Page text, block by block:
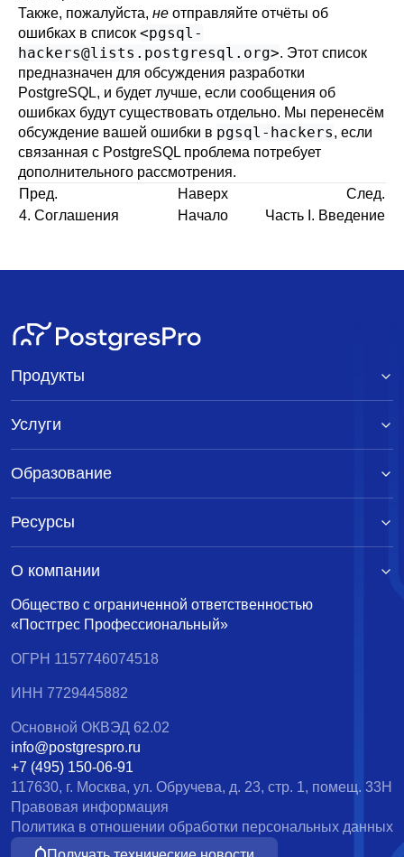
Также, пожалуйста, не отправляйте отчёты об
ошибках в список <pgsql-
hackers@lists.postgresql.org>. Этот список
предназначен для обсуждения разработки
PostgreSQL, и будет лучше, если сообщения об
ошибках будут существовать отдельно. Мы перенесём
обсуждение вашей ошибки в pgsql-hackers, если
связанная с PostgreSQL проблема потребует
дополнительного рассмотрения.
Пред.
Наверх
След.
4. Соглашения
Начало Часть I. Введение
Общество с ограниченной ответственностью
«Постгрес Профессиональный»
ОГРН 1157746074518
ИНН 7729445882
Основной ОКВЭД 62.02
info@postgrespro.ru
+7 (495) 150-06-91
117630, г. Москва, ул. Обручева, д. 23, стр. 1, помещ. 33Н
Правовая информация
Политика в отношении обработки персональных данных
Продукты
Услуги
Образование
Ресурсы
О компании